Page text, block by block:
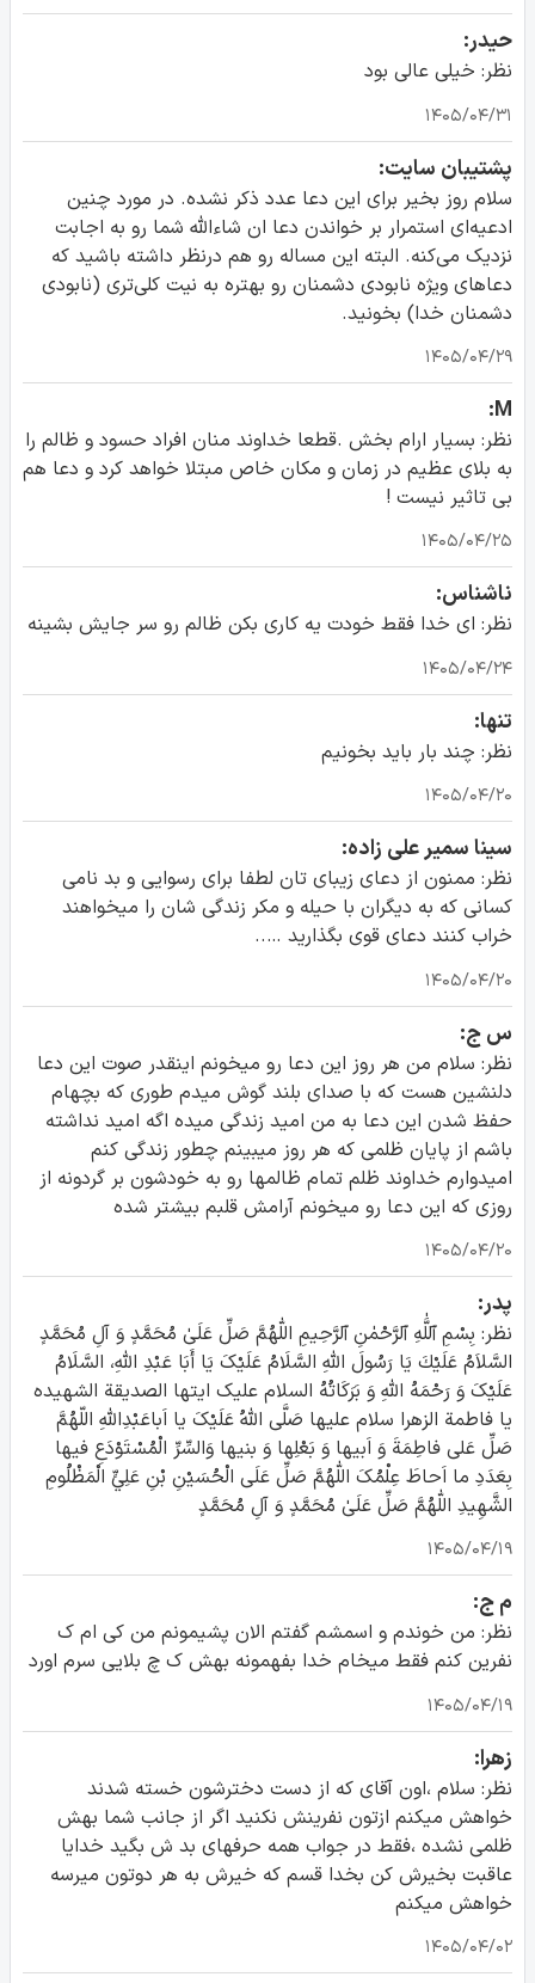
حیدر:
نظر: خیلی عالی بود
۱۴۰۵/۰۴/۳۱
پشتیبان سایت:
سلام روز بخیر برای این دعا عدد ذکر نشده. در مورد چنین
ادعیه‌ای استمرار بر خواندن دعا ان شاءالله شما رو به اجابت
نزدیک می‌کنه. البته این مساله رو هم درنظر داشته باشید که
دعاهای ویژه نابودی دشمنان رو بهتره به نیت کلی‌تری (نابودی
دشمنان خدا) بخونید.
۱۴۰۵/۰۴/۲۹
M:
نظر: بسیار ارام بخش .قطعا خداوند منان افراد حسود و ظالم را
به بلای عظیم در زمان و مکان خاص مبتلا خواهد کرد و دعا هم
بی تاثیر نیست !
۱۴۰۵/۰۴/۲۵
ناشناس:
نظر: ای خدا فقط خودت یه کاری بکن ظالم رو سر جایش بشینه
۱۴۰۵/۰۴/۲۴
تنها:
نظر: چند بار باید بخونیم
۱۴۰۵/۰۴/۲۰
سینا سمیر علی زاده:
نظر: ممنون از دعای زیبای تان لطفا برای رسوایی و بد نامی
کسانی که به دیگران با حیله و مکر زندگی شان را میخواهند
خراب کنند دعای قوی بگذارید …..
۱۴۰۵/۰۴/۲۰
س ج:
نظر: سلام من هر روز این دعا رو میخونم اینقدر صوت این دعا
دلنشین هست که با صدای بلند گوش میدم طوری که بچهام
حفظ شدن این دعا به من امید زندگی میده اگه امید نداشته
باشم از پایان ظلمی که هر روز میبینم چطور زندگی کنم
امیدوارم خداوند ظلم تمام ظالمها رو به خودشون بر گردونه از
روزی که این دعا رو میخونم آرامش قلبم بیشتر شده
۱۴۰۵/۰۴/۲۰
پدر:
نظر: بِسْمِ ٱللَّٰهِ ٱلرَّحْمٰنِ ٱلرَّحِيمِ اللّٰهُمَّ صَلِّ عَلَىٰ مُحَمَّدٍ وَ آلِ مُحَمَّدٍ
السَّلاَمُ عَلَیْكَ یَا رَسُولَ اللَّهِ السَّلَامُ عَلَیْکَ یَا أَبَا عَبْدِ اللَّهِ، السَّلَامُ
عَلَیْکَ وَ رَحْمَهُ اللَّهِ وَ بَرَکَاتُهُ السلام علیک ایتها الصدیقة الشهیده
یا فاطمة الزهرا سلام علیها صَلَّی اللهُ عَلَیْکَ یا اَباعَبْدِاللهِ اللّهُمَّ
صَلِّ عَلی فاطِمَةَ وَ اَبیها وَ بَعْلِها وَ بنیها وَالسِّرِّ الْمُسْتَوْدَعِ فیها
بِعَدَدِ ما اَحاطَ عِلْمُکَ اللّٰهُمَّ صَلِّ عَلَى الْحُسَيْنِ بْنِ عَلِيٍّ الْمَظْلُومِ
الشَّهِيدِ اللّٰهُمَّ صَلِّ عَلَىٰ مُحَمَّدٍ وَ آلِ مُحَمَّدٍ
۱۴۰۵/۰۴/۱۹
م ج:
نظر: من خوندم و اسمشم گفتم الان پشیمونم من کی ام ک
نفرین کنم فقط میخام خدا بفهمونه بهش ک چ بلایی سرم اورد
۱۴۰۵/۰۴/۱۹
زهرا:
نظر: سلام ،اون آقای که از دست دخترشون خسته شدند
خواهش میکنم ازتون نفرینش نکنید اگر از جانب شما بهش
ظلمی نشده ،فقط در جواب همه حرفهای بد ش بگید خدایا
عاقبت بخیرش کن بخدا قسم که خیرش به هر دوتون میرسه
خواهش میکنم
۱۴۰۵/۰۴/۰۲